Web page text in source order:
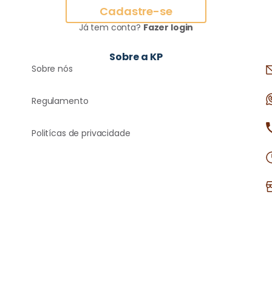
Cadastre-se
Já tem conta? Fazer login
Sobre a KP
Sobre nós
Regulamento
Politícas de privacidade